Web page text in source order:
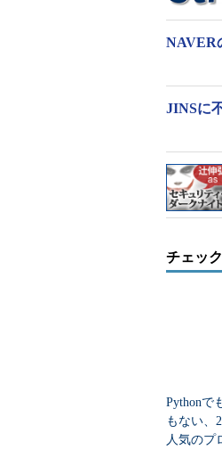
撃が急
アプリ
る。
（7月25
NAVER
JINSに
チェッ
Pythonで
もない、
人気のプ